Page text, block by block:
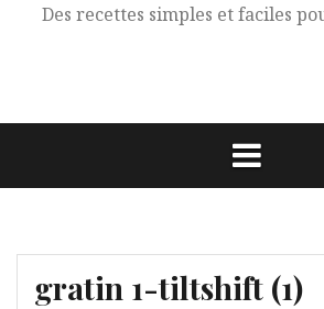
Des recettes simples et faciles
gratin 1-tiltshift (1)